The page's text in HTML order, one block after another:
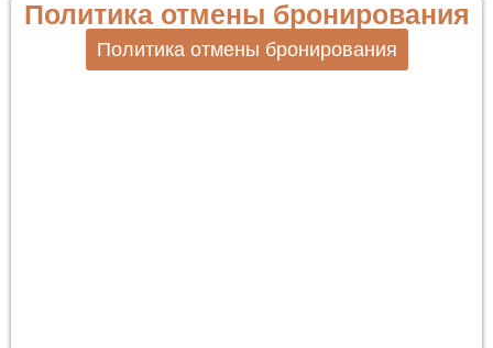
Политика отмены бронирования
Политика отмены бронирования